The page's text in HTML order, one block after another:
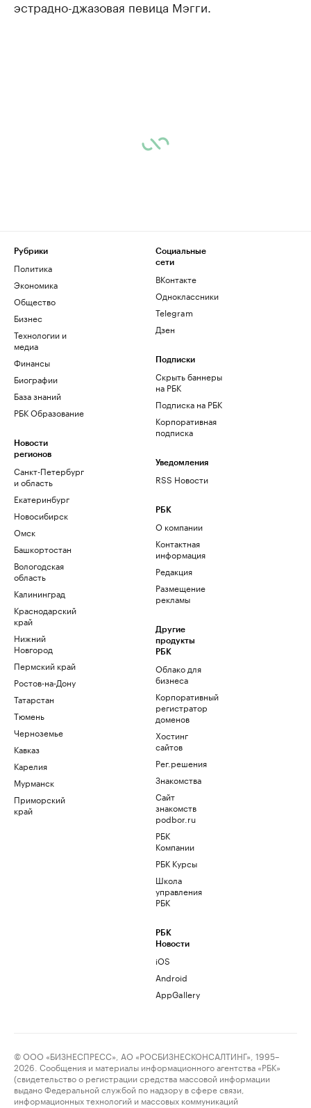
эстрадно-джазовая певица Мэгги.
Рубрики
Политика
Экономика
Общество
Бизнес
Технологии и
медиа
Финансы
Биографии
База знаний
РБК Образование
Новости
регионов
Санкт-Петербург
и область
Екатеринбург
Новосибирск
Омск
Башкортостан
Вологодская
область
Калининград
Краснодарский
край
Нижний
Новгород
Пермский край
Ростов-на-Дону
Татарстан
Тюмень
Черноземье
Кавказ
Карелия
Мурманск
Приморский
край
Социальные
сети
ВКонтакте
Одноклассники
Telegram
Дзен
Подписки
Скрыть баннеры
на РБК
Подписка на РБК
Корпоративная
подписка
Уведомления
RSS Новости
РБК
О компании
Контактная
информация
Редакция
Размещение
рекламы
Другие
продукты
РБК
Облако для
бизнеса
Корпоративный
регистратор
доменов
Хостинг
сайтов
Рег.решения
Знакомства
Сайт
знакомств
podbor.ru
РБК
Компании
РБК Курсы
Школа
управления
РБК
РБК
Новости
iOS
Android
AppGallery
© ООО «БИЗНЕСПРЕСС», АО «РОСБИЗНЕСКОНСАЛТИНГ», 1995–
2026. Сообщения и материалы информационного агентства «РБК»
(свидетельство о регистрации средства массовой информации
выдано Федеральной службой по надзору в сфере связи,
информационных технологий и массовых коммуникаций